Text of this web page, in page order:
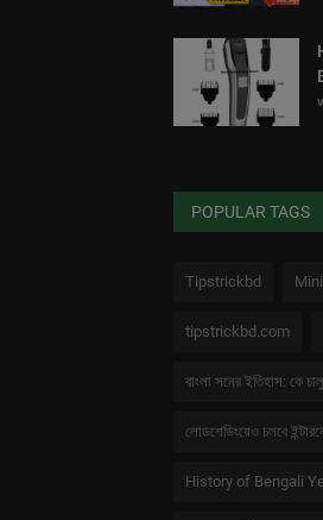
POPULAR TAGS
Tipstrickbd
tipstrickbd.com
বাংলা সনের ইতিহাস: কে
লোডশেডিংয়েও চলবে
History of Bengali